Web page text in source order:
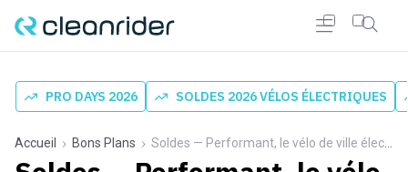
PRO DAYS 2026 SOLDES 2026 VÉLOS ÉLECTRIQUES
Accueil Bons Plans Soldes — Performant, le vélo de ville électrique Neomouv Ekia 2 est bradé chez Decathlon